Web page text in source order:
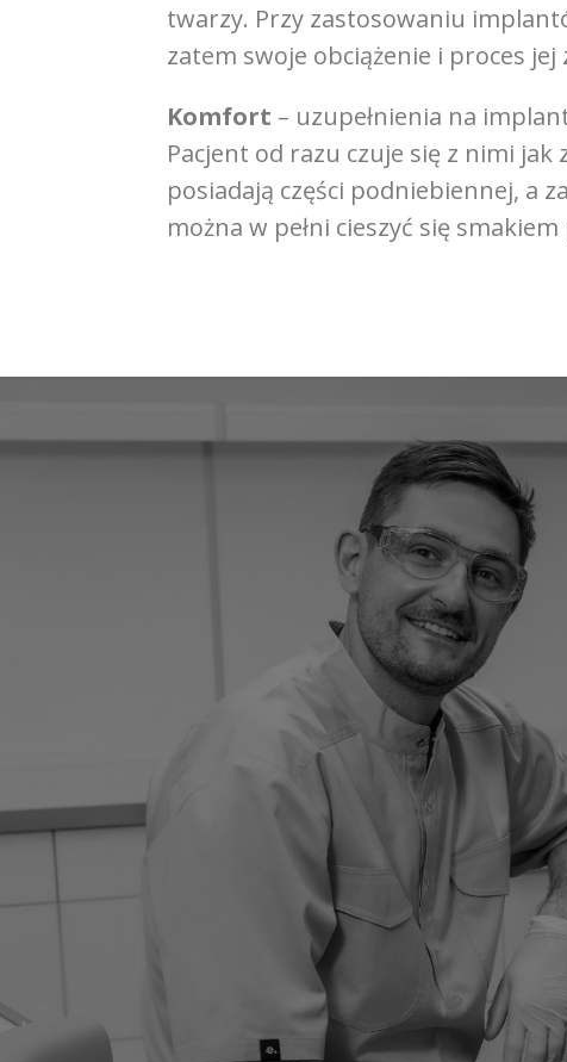
twarzy. Przy zastosowaniu
zatem swoje obciążenie i proces
Komfort – uzupełnienia na
Pacjent od razu czuje się z nimi
posiadają części podniebiennej, a
można w pełni cieszyć się